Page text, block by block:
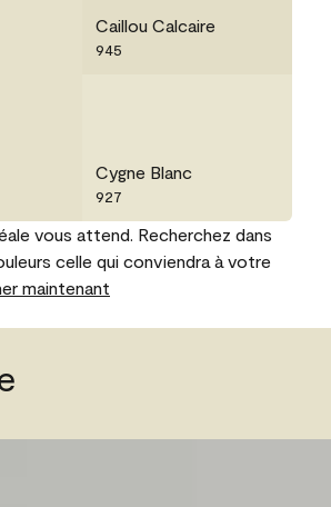
Caillou Calcaire
945
Cygne Blanc
927
vous attend. Recherchez dans
celle qui conviendra à votre
maintenant